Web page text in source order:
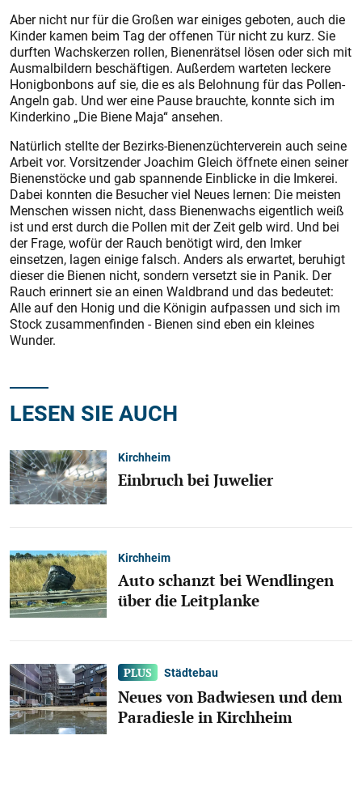
Aber nicht nur für die Großen war einiges geboten, auch die
Kinder kamen beim Tag der offenen Tür nicht zu kurz. Sie
durften Wachskerzen rollen, Bienenrätsel lösen oder sich mit
Ausmalbildern beschäftigen. Außerdem warteten leckere
Honigbonbons auf sie, die es als Belohnung für das Pollen-
Angeln gab. Und wer eine Pause brauchte, konnte sich im
Kinderkino „Die Biene Maja“ ansehen.
Natürlich stellte der Bezirks-Bienenzüchterverein auch seine
Arbeit vor. Vorsitzender Joachim Gleich öffnete einen seiner
Bienenstöcke und gab spannende Einblicke in die Imkerei.
Dabei konnten die Besucher viel Neues lernen: Die meisten
Menschen wissen nicht, dass Bienenwachs eigentlich weiß
ist und erst durch die Pollen mit der Zeit gelb wird. Und bei
der Frage, wofür der Rauch benötigt wird, den Imker
einsetzen, lagen einige falsch. Anders als erwartet, beruhigt
dieser die Bienen nicht, sondern versetzt sie in Panik. Der
Rauch erinnert sie an einen Waldbrand und das bedeutet:
Alle auf den Honig und die Königin aufpassen und sich im
Stock zusammenfinden - Bienen sind eben ein kleines
Wunder.
LESEN SIE AUCH
Kirchheim
Einbruch bei Juwelier
Kirchheim
Auto schanzt bei Wendlingen
über die Leitplanke
Städtebau
Neues von Badwiesen und dem
Paradiesle in Kirchheim